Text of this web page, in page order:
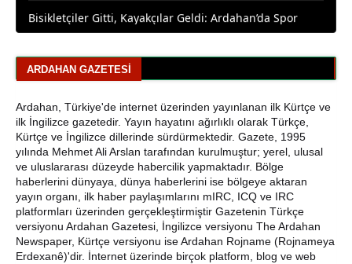
Rüzgârı Esiyor
Plaka Duyurusu
Üyeleri CHP’den İstifa Etti
Yaşar Geler'den Bölge Analizi: Ardahan ve Kars'ta Son
Durum
Bir Parti İşte Böyle Bitirilir
CHP Çıldır İl Genel Meclis Üyesi Gökhan Sözbir
Tutuklandı
ARDAHAN GAZETESI
Ardahan, Türkiye'de internet üzerinden yayınlanan ilk Kürtçe ve
ilk İngilizce gazetedir. Yayın hayatını ağırlıklı olarak Türkçe,
Kürtçe ve İngilizce dillerinde sürdürmektedir. Gazete, 1995
yılında Mehmet Ali Arslan tarafından kurulmuştur; yerel, ulusal
ve uluslararası düzeyde habercilik yapmaktadır. Bölge
haberlerini dünyaya, dünya haberlerini ise bölgeye aktaran
yayın organı, ilk haber paylaşımlarını mIRC, ICQ ve IRC
platformları üzerinden gerçekleştirmiştir Gazetenin Türkçe
versiyonu Ardahan Gazetesi, İngilizce versiyonu The Ardahan
Newspaper, Kürtçe versiyonu ise Ardahan Rojname (Rojnameya
Erdexanê)'dir. İnternet üzerinde birçok platform, blog ve web